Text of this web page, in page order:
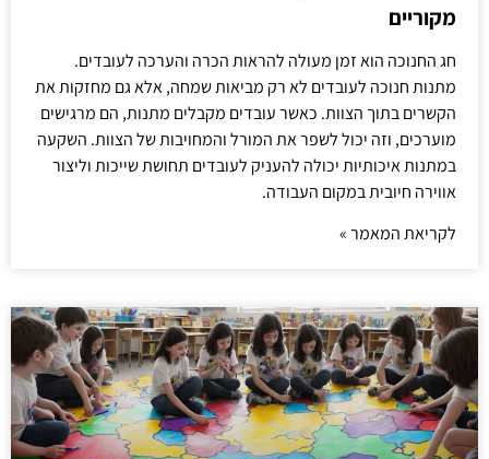
מקוריים
חג החנוכה הוא זמן מעולה להראות הכרה והערכה לעובדים.
מתנות חנוכה לעובדים לא רק מביאות שמחה, אלא גם מחזקות את
הקשרים בתוך הצוות. כאשר עובדים מקבלים מתנות, הם מרגישים
מוערכים, וזה יכול לשפר את המורל והמחויבות של הצוות. השקעה
במתנות איכותיות יכולה להעניק לעובדים תחושת שייכות וליצור
אווירה חיובית במקום העבודה.
לקריאת המאמר »